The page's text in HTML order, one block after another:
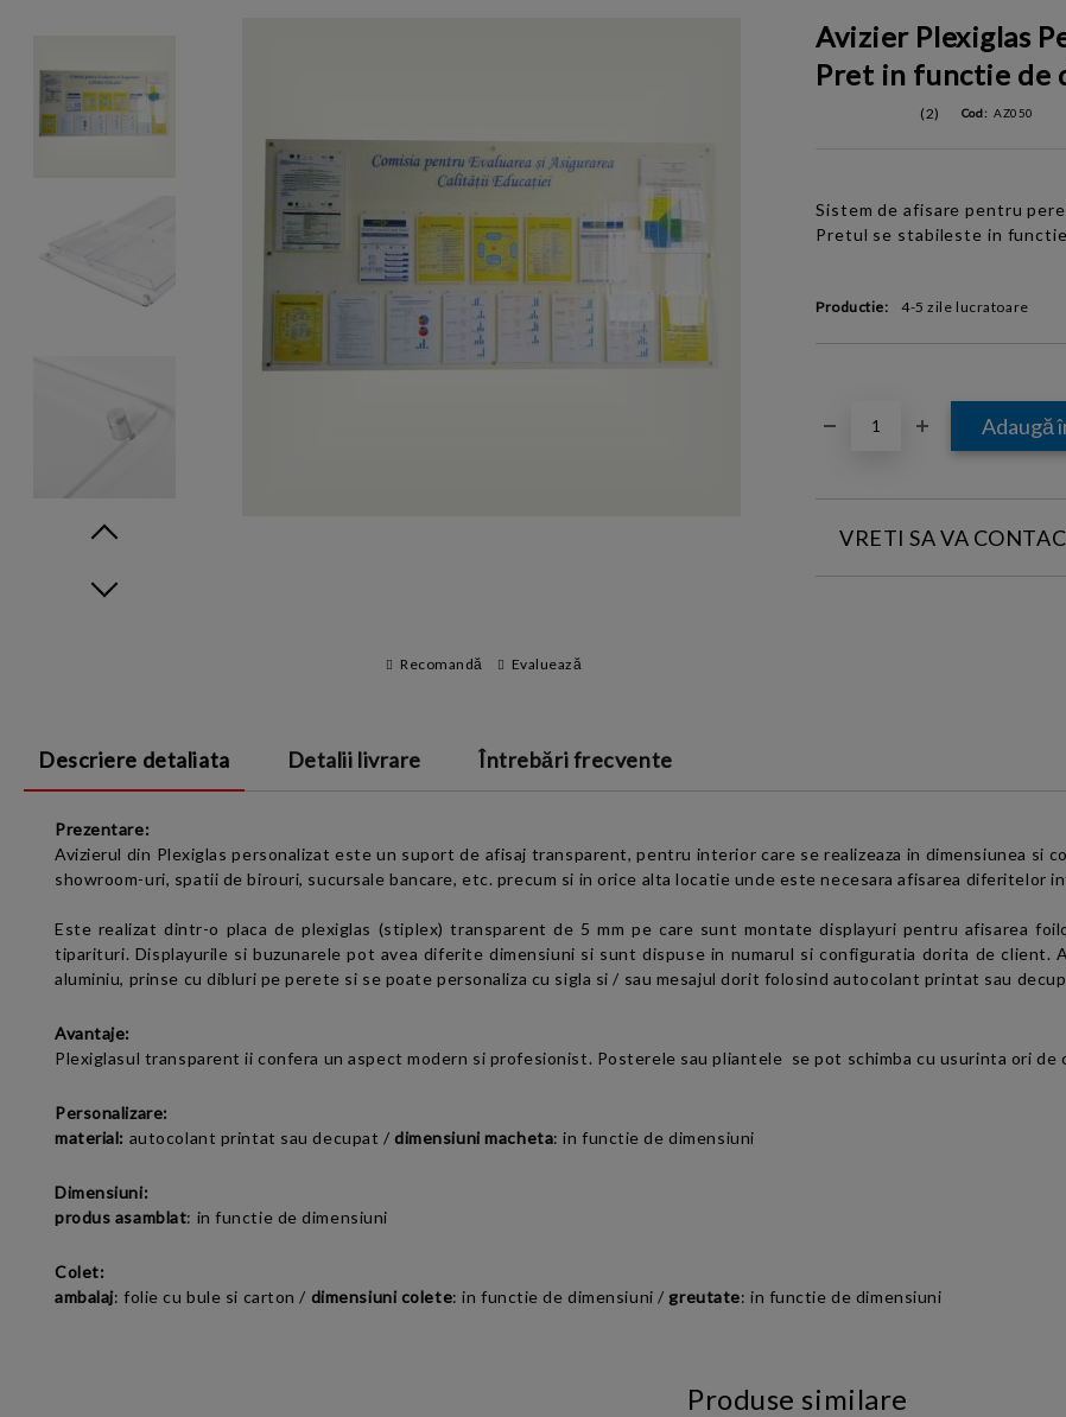
Avizier Plexiglas
Pret in functie de
(2) Cod: AZ050
Sistem de afisare pentru
Pretul se stabileste in
Productie: 4-5 zile lucratoare
VRETI SA VA
Recomandă Evaluează
Descriere detaliata Detalii livrare Întrebări frecvente
Prezentare:
Avizierul din Plexiglas personalizat este un suport de afisaj transparent, pentru interior care se realizeaza in dimensiunea si
showroom-uri, spatii de birouri, sucursale bancare, etc. precum si in orice alta locatie unde este necesara afisarea diferitelor
Este realizat dintr-o placa deplexiglas (stiplex)transparent de 5 mm pe care sunt montate displayuri pentru afisarea
tiparituri. Displayurile si buzunarele pot avea diferite dimensiuni si sunt dispuse in numarul si configuratia dorita de client.
aluminiu, prinse cu dibluri pe perete si se poate personaliza cu sigla si / sau mesajul dorit folosind autocolant printat sau
Avantaje:
Plexiglasul transparent ii confera un aspect modern si profesionist. Posterele sau pliantele se pot schimba cu usurinta ori de
Personalizare:
material: autocolant printat sau decupat /dimensiuni macheta: in functie de dimensiuni
Dimensiuni:
produs asamblat: in functie de dimensiuni
Colet:
ambalaj: folie cu bule si carton / dimensiuni colete: in functie dedimensiuni/greutate: in functie de dimensiuni
Produse similare